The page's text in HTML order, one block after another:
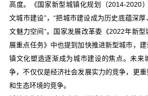
高度。《国家新型城镇化规划（2014-2020
文城市建设”，“把城市建设成为历史底蕴深
文魅力空间”。国家发展改革委《2022年新
展重点任务》中也提到加快推进新型城市，
镇文化塑造逐渐成为城市建设的焦点。未来
争，不仅仅是经济社会发展实力的竞争，更
和生态环境的竞争。